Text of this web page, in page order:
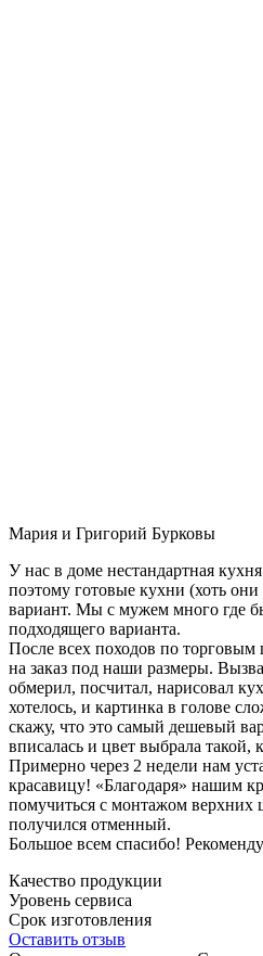
Мария и Григорий Бурковы
У нас в доме нестандартная
поэтому готовые кухни (хоть
вариант. Мы с мужем много где
подходящего варианта.
После всех походов по
на заказ под наши размеры.
обмерил, посчитал, нарисовал
хотелось, и картинка в голове
скажу, что это самый дешевый
вписалась и цвет выбрала такой,
Примерно через 2 недели нам
красавицу! «Благодаря» нашим
помучиться с монтажом верхних
получился отменный.
Большое всем спасибо!
Качество продукции
Уровень сервиса
Срок изготовления
Оставить отзыв